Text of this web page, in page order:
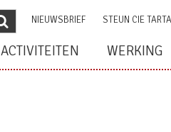
NIEUWSBRIEF STEUN CIE
ACTIVITEITEN WERKING